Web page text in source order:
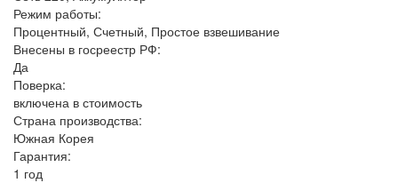
Режим работы:
Процентный, Счетный, Простое взвешивание
Внесены в госреестр РФ:
Да
Поверка:
включена в стоимость
Страна производства:
Южная Корея
Гарантия:
1 год